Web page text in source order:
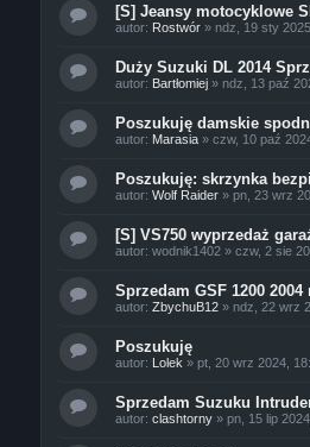
[S] Jeansy motocyklowe
autor: Rostwór» ndz, 19 sty
Duży Suzuki DL 2014
autor: Bartłomiej» ndz, 13 paź
Poszukuję damskie
autor: Marasia» czw, 10 paź
Poszukuję: skrzynka
autor: Wolf Raider» pn, 23 wrz
[S] VS750 wyprzedaż
autor: wodnik1402» czw, 2 sie
Sprzedam GSF 1200 2004
autor: ZbychuB12» ndz, 22 wrz
Poszukuję
autor: Lolek » pt, 20 wrz 2024,
Sprzedam Suzuku
autor: clashtorny» pn, 15 lip